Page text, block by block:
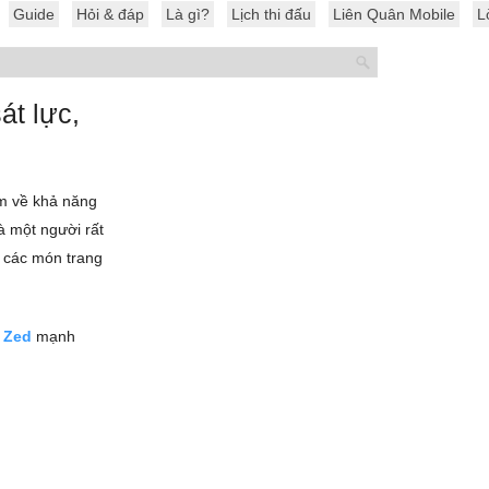
Guide Hỏi & đáp Là gì? Lịch thi đấu Liên Quân Mobile
lực,
về khả năng
một người rất
món trang
mạnh